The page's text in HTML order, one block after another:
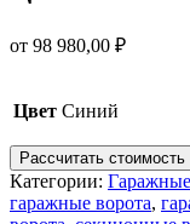
от 98 980,00 ₽
Цвет Синий
Рассчитать стоимость
Категории:
гаражные ворота,